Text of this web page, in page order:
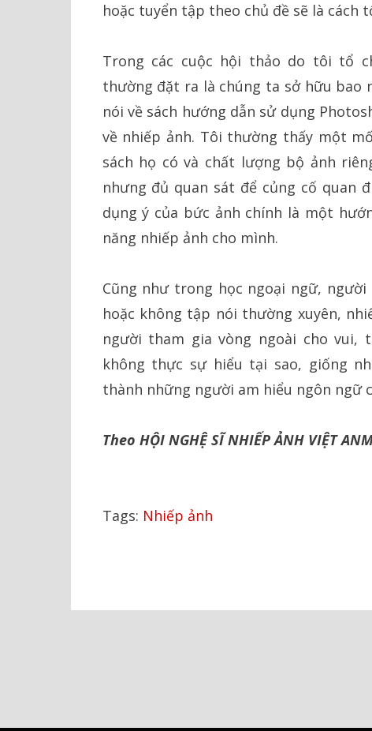
hoặc tuyển tập theo chủ đề sẽ là
Trong các cuộc hội thảo do tôi tổ
thường đặt ra là chúng ta sở hữu bao
nói về sách hướng dẫn sử dụng
về nhiếp ảnh. Tôi thường thấy một
sách họ có và chất lượng bộ ảnh
nhưng đủ quan sát để củng cố quan
dụng ý của bức ảnh chính là một
năng nhiếp ảnh cho mình.
Cũng như trong học ngoại ngữ,
hoặc không tập nói thường xuyên,
người tham gia vòng ngoài cho vui,
không thực sự hiểu tại sao, giống
thành những người am hiểu ngôn ngữ
Theo HỘI NGHỆ SĨ NHIẾP ẢNH VIỆT
Tags: Nhiếp ảnh